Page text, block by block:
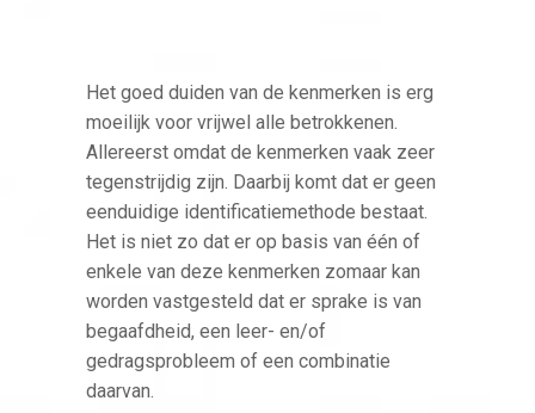
Het goed duiden van de kenmerken is erg
moeilijk voor vrijwel alle betrokkenen.
Allereerst omdat de kenmerken vaak zeer
tegenstrijdig zijn. Daarbij komt dat er geen
eenduidige identificatiemethode bestaat.
Het is niet zo dat er op basis van één of
enkele van deze kenmerken zomaar kan
worden vastgesteld dat er sprake is van
begaafdheid, een leer- en/of
gedragsprobleem of een combinatie
daarvan.